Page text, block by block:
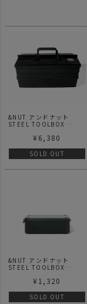
&NUT アンドナット
STEEL TOOLBOX
¥ 6,380
SOLD OUT
&NUT アンドナット
STEEL TOOLBOX
¥ 1,320
SOLD OUT